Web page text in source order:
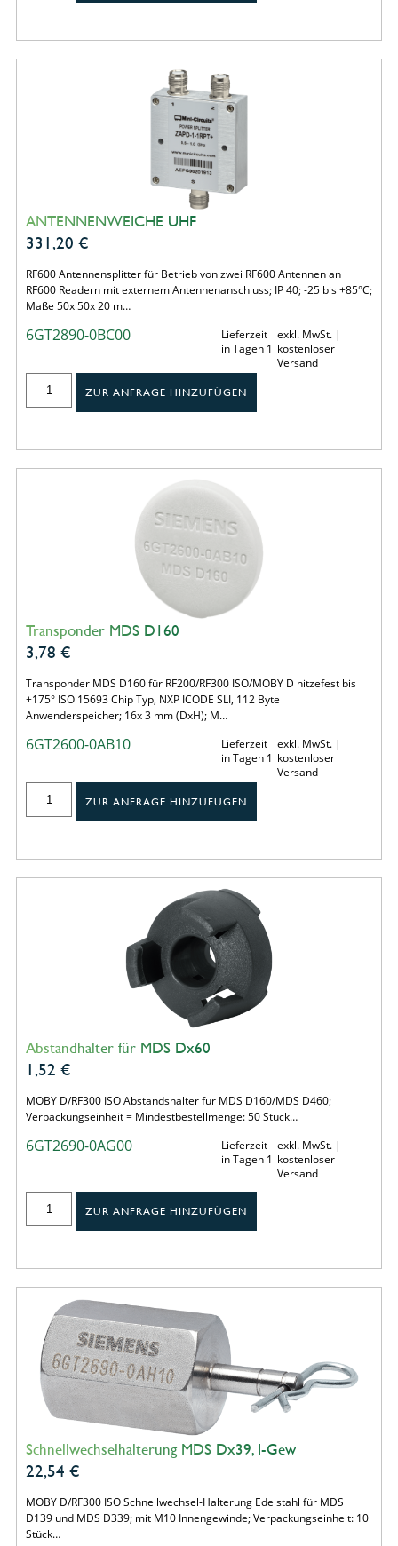
ANTENNENWEICHE UHF
331,20 €
RF600 Antennensplitter für Betrieb von zwei RF600 Antennen an
RF600 Readern mit externem Antennenanschluss; IP 40; -25 bis +85°C;
Maße 50x 50x 20 m…
6GT2890-0BC00
Lieferzeit
in Tagen 1
exkl. MwSt. |
kostenloser
Versand
ZUR ANFRAGE HINZUFÜGEN
Transponder MDS D160
3,78 €
Transponder MDS D160 für RF200/RF300 ISO/MOBY D hitzefest bis
+175° ISO 15693 Chip Typ, NXP ICODE SLI, 112 Byte
Anwenderspeicher; 16x 3 mm (DxH); M…
6GT2600-0AB10
Lieferzeit
in Tagen 1
exkl. MwSt. |
kostenloser
Versand
ZUR ANFRAGE HINZUFÜGEN
Abstandhalter für MDS Dx60
1,52 €
MOBY D/RF300 ISO Abstandshalter für MDS D160/MDS D460;
Verpackungseinheit = Mindestbestellmenge: 50 Stück…
6GT2690-0AG00
Lieferzeit
in Tagen 1
exkl. MwSt. |
kostenloser
Versand
ZUR ANFRAGE HINZUFÜGEN
Schnellwechselhalterung MDS Dx39, I-Gew
22,54 €
MOBY D/RF300 ISO Schnellwechsel-Halterung Edelstahl für MDS
D139 und MDS D339; mit M10 Innengewinde; Verpackungseinheit: 10
Stück…